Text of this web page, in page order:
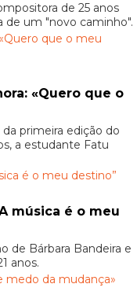
de 25 anos
de um "novo caminho".
«Quero que o
primeira edição do
a estudante Fatu
música é o meu
de Bárbara Bandeira e
anos.